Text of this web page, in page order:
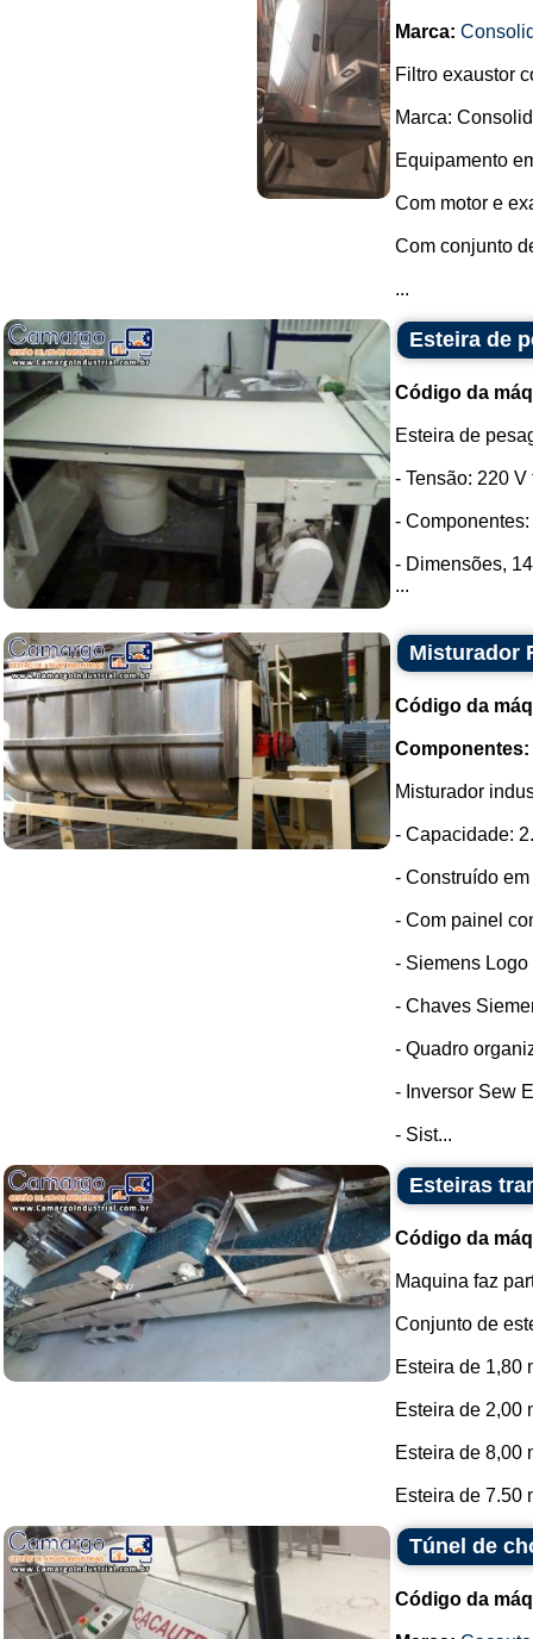
Marca:
Filtro exaustor
Marca:
Equipamento
Com motor e
Com conjunto
...
Esteira de
Código da
Esteira de
- Tensão: 220 V
-
- Dimensões,
...
Misturador
Código da
Componentes:
Misturador
- Capacidade:
- Construído
- Com painel
- Siemens Logo
- Chaves
- Quadro
- Inversor Sew
- Sist...
Esteiras
Código da
Maquina faz
Conjunto de
Esteira de 1,80
Esteira de 2,00
Esteira de 8,00
Esteira de 7.50
Túnel de
Código da